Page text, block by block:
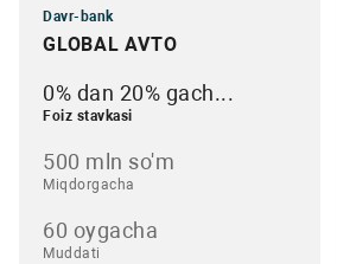
Davr-bank
GLOBAL AVTO
0% dan 20% gach...
Foiz stavkasi
500 mln so'm
Miqdorgacha
60 oygacha
Muddati